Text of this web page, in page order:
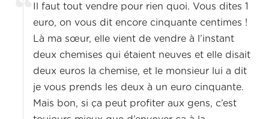
Il faut tout vendre pour rien quoi. Vous dites 1
euro, on vous dit encore cinquante centimes !
Là ma sœur, elle vient de vendre à l’instant
deux chemises qui étaient neuves et elle disait
deux euros la chemise, et le monsieur lui a dit
je vous prends les deux à un euro cinquante.
Mais bon, si ça peut profiter aux gens, c’est